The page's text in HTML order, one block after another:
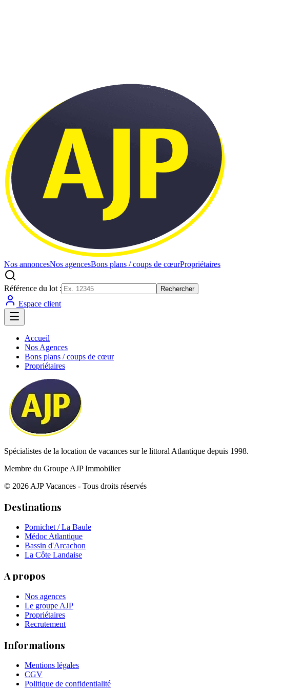
Nos annoncesNos agencesBons plans / coups de cœurPropriétaires
Référence du lot : Rechercher
Espace client
Accueil
Nos Agences
Bons plans / coups de cœur
Propriétaires
Spécialistes de la location de vacances sur le littoral Atlantique depuis 1998.
Membre du Groupe AJP Immobilier
© 2026 AJP Vacances - Tous droits réservés
Destinations
Pornichet / La Baule
Médoc Atlantique
Bassin d'Arcachon
La Côte Landaise
A propos
Nos agences
Le groupe AJP
Propriétaires
Recrutement
Informations
Mentions légales
CGV
Politique de confidentialité